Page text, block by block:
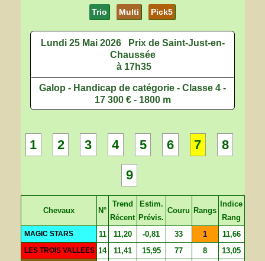
Trio Multi Pick5
Lundi 25 Mai 2026
Prix de Saint-Just-en-
Chaussée
à 17h35
Galop - Handicap de catégorie - Classe 4 -
17 300 € - 1800 m
1 2 3 4 5 6 7 8
9
Chevaux N°
Trend
Récent
Estim.
Prévis.
Couru Rangs
Indice
Rang
MAGIC STARS 11 11,20 -0,81 33 1 11,66
LES TROIS VALLEES 14 11,41 15,95 77 8 13,05